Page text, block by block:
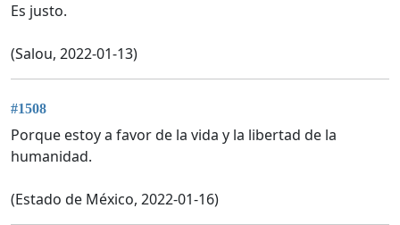
Es justo.
(Salou, 2022-01-13)
#1508
Porque estoy a favor de la vida y la libertad de la
humanidad.
(Estado de México, 2022-01-16)